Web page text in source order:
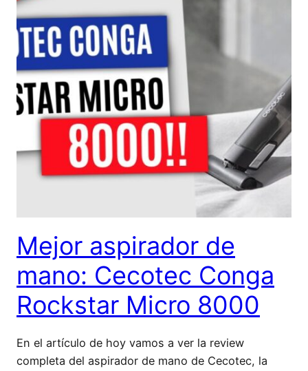
Mejor aspirador de
mano: Cecotec Conga
Rockstar Micro 8000
En el artículo de hoy vamos a ver la review
completa del aspirador de mano de Cecotec, la